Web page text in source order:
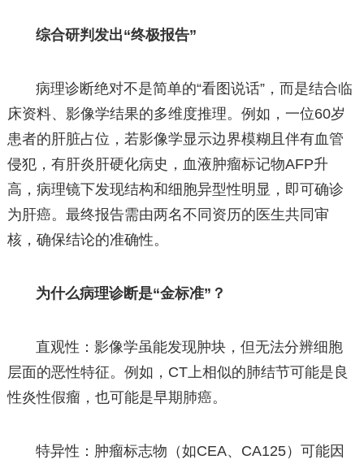
综合研判发出“终极报告”
病理诊断绝对不是简单的“看图说话”，而是结合临
床资料、影像学结果的多维度推理。例如，一位60岁
患者的肝脏占位，若影像学显示边界模糊且伴有血管
侵犯，有肝炎肝硬化病史，血液肿瘤标记物AFP升
高，病理镜下发现结构和细胞异型性明显，即可确诊
为肝癌。最终报告需由两名不同资历的医生共同审
核，确保结论的准确性。
为什么病理诊断是“金标准”？
直观性：影像学虽能发现肿块，但无法分辨细胞
层面的恶性特征。例如，CT上相似的肺结节可能是良
性炎性假瘤，也可能是早期肺癌。
特异性：肿瘤标志物（如CEA、CA125）可能因